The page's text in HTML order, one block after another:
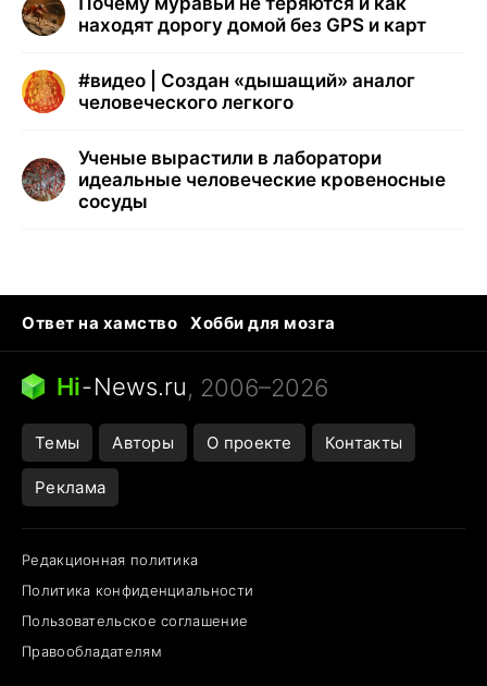
находят дорогу домой без GPS и карт
#видео | Создан «дышащий» аналог
человеческого легкого
Ученые вырастили в лаборатори
идеальные человеческие кровеносные
сосуды
Ответ на хамство
Хобби для мозга
Бензин 100 vs 95
Тунцы в океанариуме
Следующая пандемия
Hi-News.ru, 2006–2026
Темы Авторы О проекте Контакты
Реклама
Редакционная политика
Политика конфиденциальности
Пользовательское соглашение
Правообладателям